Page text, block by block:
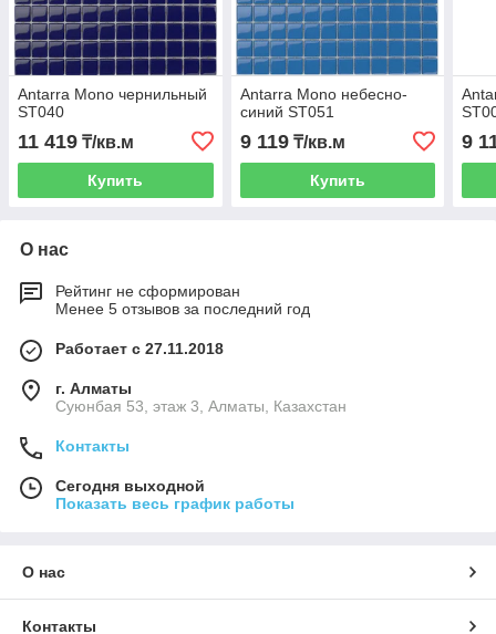
Antarra Mono чернильный
ST040
11 419 ₸/кв.м
Купить
Antarra Mono небесно-
синий ST051
9 119₸/кв.м
Купить
9
О нас
Рейтинг не сформирован
Менее 5 отзывов за последний год
Работает с 27.11.2018
г. Алматы
Суюнбая 53, этаж 3, Алматы, Казахстан
Контакты
Сегодня выходной
Показать весь график работы
О нас
Контакты